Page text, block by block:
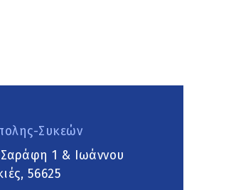
Συκεών
1 & Ιωάννου
56625